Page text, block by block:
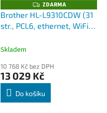
Z
D
A
R
ZDARMA
Brother HL-L9310CDW (31
str., PCL6, ethernet, WiFi,
Skladem
10 768 Kč bez DPH
13 029 Kč
Do košíku